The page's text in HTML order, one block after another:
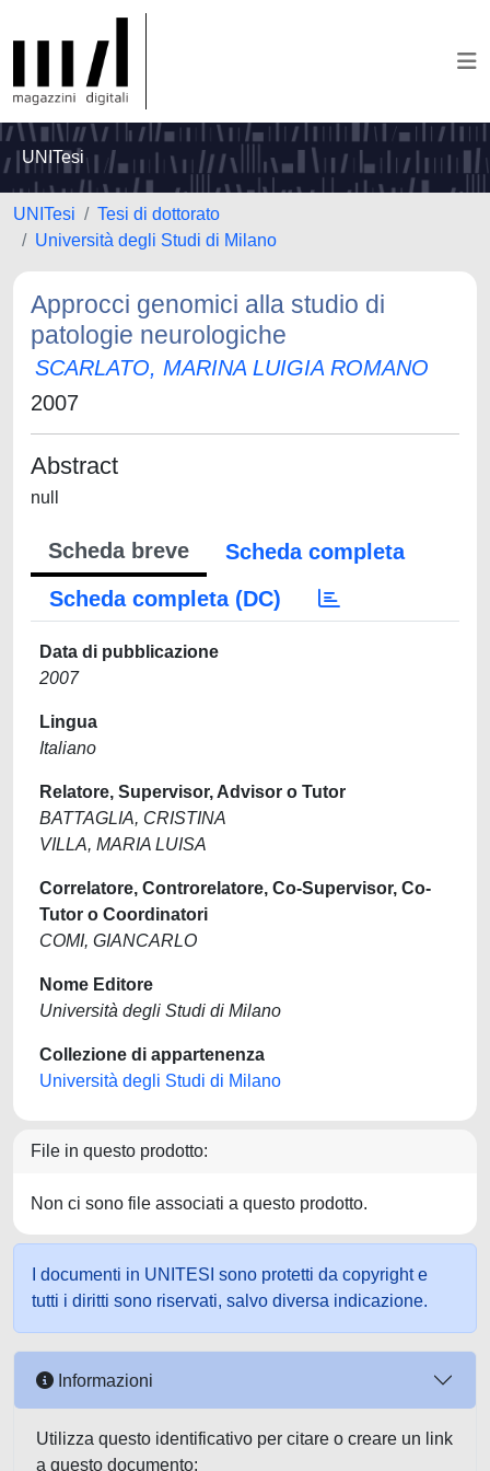
UNITesi
UNITesi
Tesi di dottorato
Università degli Studi di Milano
Approcci genomici alla studio di
patologie neurologiche
SCARLATO, MARINA LUIGIA ROMANO
2007
Abstract
null
Scheda breve
Scheda completa
Scheda completa (DC)
Data di pubblicazione
2007
Lingua
Italiano
Relatore, Supervisor, Advisor o Tutor
BATTAGLIA, CRISTINA
VILLA, MARIA LUISA
Correlatore, Controrelatore, Co-Supervisor, Co-
Tutor o Coordinatori
COMI, GIANCARLO
Nome Editore
Università degli Studi di Milano
Collezione di appartenenza
Università degli Studi di Milano
File in questo prodotto:
Non ci sono file associati a questo prodotto.
I documenti in UNITESI sono protetti da copyright e
tutti i diritti sono riservati, salvo diversa indicazione.
Informazioni
Utilizza questo identificativo per citare o creare un link
a questo documento: